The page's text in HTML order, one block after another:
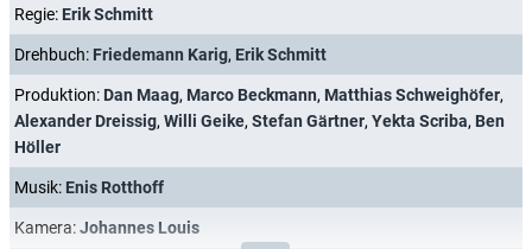
Regie: Erik Schmitt
Drehbuch: Friedemann Karig, Erik Schmitt
Produktion: Dan Maag, Marco Beckmann, Matthias Schweighöfer,
Alexander Dreissig, Willi Geike, Stefan Gärtner, Yekta Scriba, Ben
Höller
Musik: Enis Rotthoff
Kamera:Johannes Louis